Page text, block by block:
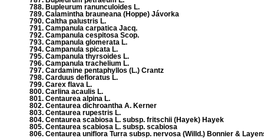
788. Bupleurum ranunculoides L.
789. Calamintha brauneana (Hoppe) Jávorka
790. Caltha palustris L.
791. Campanula carpatica Jacq.
792. Campanula cespitosa Scop.
793. Campanula glomerata L.
794. Campanula spicata L.
795. Campanula thyrsoides L.
796. Campanula trachelium L.
797. Cardamine pentaphyllos (L.) Crantz
798. Carduus defloratus L.
799. Carex flava L.
800. Carlina acaulis L.
801. Centaurea alpina L.
802. Centaurea dichroantha A. Kerner
803. Centaurea rupestris L.
804. Centaurea scabiosa L. subsp. fritschii (Hayek) Hayek
805. Centaurea scabiosa L. subsp. scabiosa
806. Centaurea uniflora Turra subsp. nervosa (Willd.) Bonnier &